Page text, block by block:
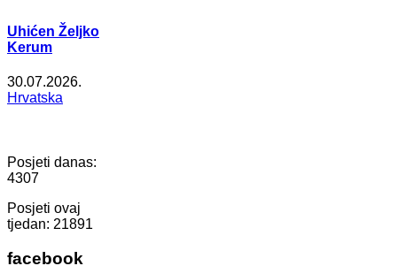
Uhićen Željko
Kerum
30.07.2026.
Hrvatska
Posjeti danas:
4307
Posjeti ovaj
tjedan: 21891
facebook